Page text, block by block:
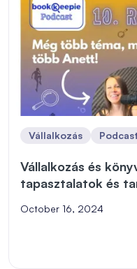
Vállalkozás Podcast
Vállalkozás és
tapasztalatok és
October 16, 2024